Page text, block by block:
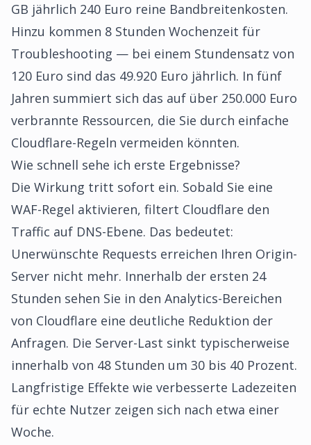
GB jährlich 240 Euro reine Bandbreitenkosten.
Hinzu kommen 8 Stunden Wochenzeit für
Troubleshooting — bei einem Stundensatz von
120 Euro sind das 49.920 Euro jährlich. In fünf
Jahren summiert sich das auf über 250.000 Euro
verbrannte Ressourcen, die Sie durch einfache
Cloudflare-Regeln vermeiden könnten.
Wie schnell sehe ich erste Ergebnisse?
Die Wirkung tritt sofort ein. Sobald Sie eine
WAF-Regel aktivieren, filtert Cloudflare den
Traffic auf DNS-Ebene. Das bedeutet:
Unerwünschte Requests erreichen Ihren Origin-
Server nicht mehr. Innerhalb der ersten 24
Stunden sehen Sie in den Analytics-Bereichen
von Cloudflare eine deutliche Reduktion der
Anfragen. Die Server-Last sinkt typischerweise
innerhalb von 48 Stunden um 30 bis 40 Prozent.
Langfristige Effekte wie verbesserte Ladezeiten
für echte Nutzer zeigen sich nach etwa einer
Woche.